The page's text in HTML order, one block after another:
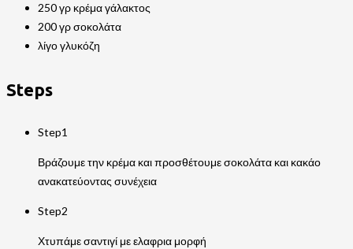
250 γρ κρέμα γάλακτος
200 γρ σοκολάτα
λίγο γλυκόζη
Steps
Step1
Βράζουμε την κρέμα και προσθέτουμε σοκολάτα και κακάο
ανακατεύοντας συνέχεια
Step2
Χτυπάμε σαντιγί με ελαφρια μορφή